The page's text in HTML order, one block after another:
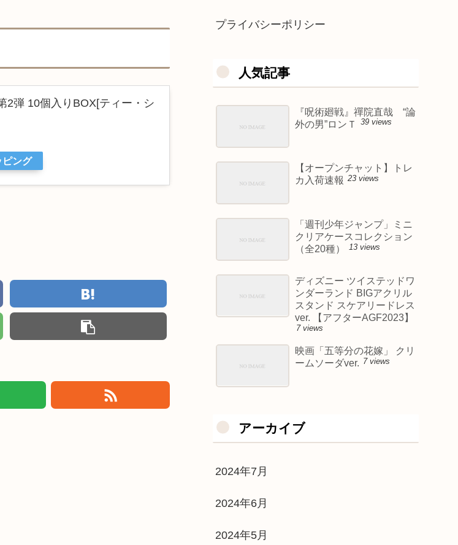
2弾 10個入りBOX[ティー・シ
ング
プライバシーポリシー
人気記事
『呪術廻戦』禪院直哉 “論
外の男”ロンＴ
39 views
【オープンチャット】トレ
カ入荷速報 23 views
「週刊少年ジャンプ」ミニ
クリアケースコレクション
（全20種）
13 views
ディズニー ツイステッドワ
ンダーランド BIGアクリル
スタンド スケアリードレス
ver. 【アフターAGF2023】
7 views
映画「五等分の花嫁」 クリ
ームソーダver. 7 views
アーカイブ
2024年7月
2024年6月
2024年5月